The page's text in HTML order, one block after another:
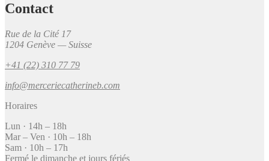
Contact
Rue de la Cité 17
1204 Genève — Suisse
+41 (22) 310 77 79
info@merceriecatherineb.com
Horaires
Lun · 14h – 18h
Mar – Ven · 10h – 18h
Sam · 10h – 17h
Fermé le dimanche et jours fériés